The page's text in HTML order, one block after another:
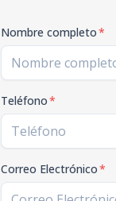
Nombre completo*
Teléfono*
Correo Electrónico*